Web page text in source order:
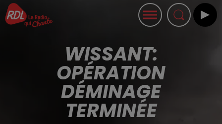
WISSANT:
OPÉRATION
DÉMINAGE
TERMINÉE